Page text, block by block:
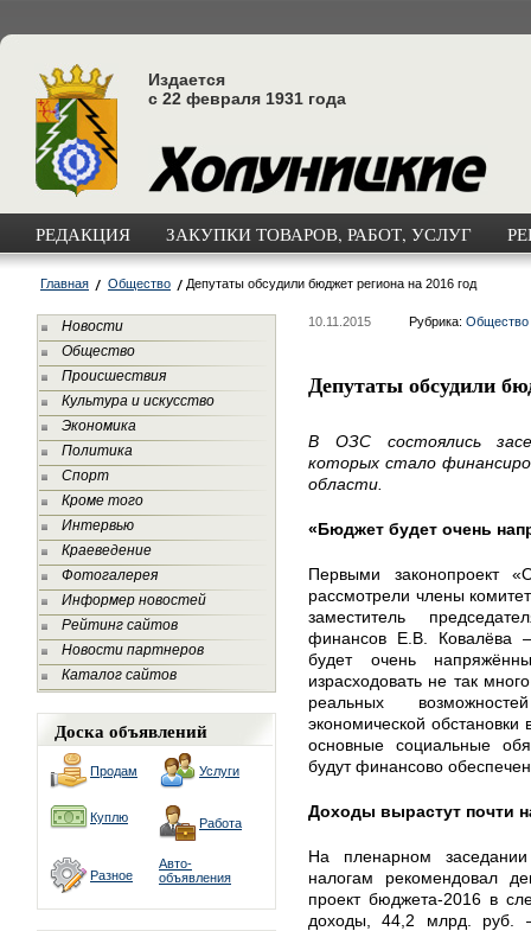
Издается
с 22 февраля 1931 года
РЕДАКЦИЯ ЗАКУПКИ ТОВАРОВ, РАБОТ, УСЛУГ
Главная Общество Депутаты обсудили бюджет региона на 2016 год
Новости
Общество
Происшествия
Культура и искусство
Экономика
Политика
Спорт
Кроме того
Интервью
Краеведение
Фотогалерея
Информер новостей
Рейтинг сайтов
Новости партнеров
Каталог сайтов
Доска объявлений
Продам Услуги
Куплю Работа
Разное
Авто-
объявления
10.11.2015 Рубрика: Общество
Депутаты обсудили
В ОЗС состоялись
которых стало
области.
«Бюджет будет очень
Первыми законопроект
рассмотрели члены
заместитель
финансов Е.В. Ковалёва
будет очень
израсходовать не так
реальных
экономической
основные социальные
будут финансово
Доходы вырастут почти
На пленарном
налогам рекомендовал
проект бюджета-2016 в
доходы, 44,2 млрд. руб.